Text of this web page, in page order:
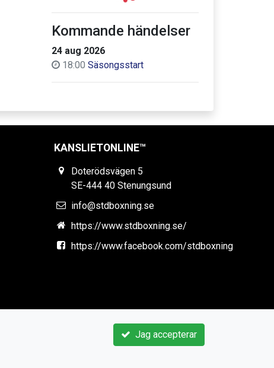
Kommande händelser
24 aug 2026
18:00 Säsongsstart
KANSLIETONLINE™
Doterödsvägen 5
SE-444 40 Stenungsund
info@stdboxning.se
https://www.stdboxning.se/
https://www.facebook.com/stdboxning
Jag accepterar